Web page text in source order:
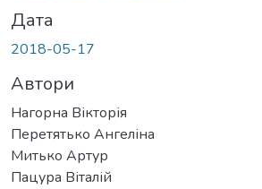
Дата
2018-05-17
Автори
Нагорна Вікторія
Перетятько Ангеліна
Митько Артур
Пацура Віталій